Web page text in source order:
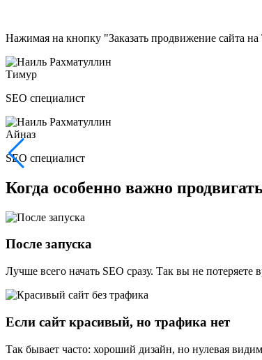
Нажимая на кнопку "Заказать продвижение сайта
Тимур
SEO специалист
Айназ
SEO специалист
Когда особенно важно продвигать
После запуска
Лучше всего начать SEO сразу. Так вы не
Если сайт красивый, но трафика нет
Так бывает часто: хороший дизайн, но нулевая